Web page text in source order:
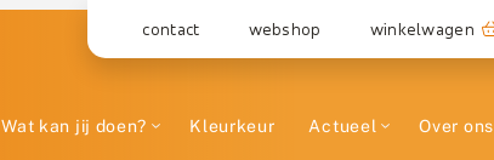
contact webshop winkelwagen
Wat kan jij doen? Kleurkeur Actueel Over ons